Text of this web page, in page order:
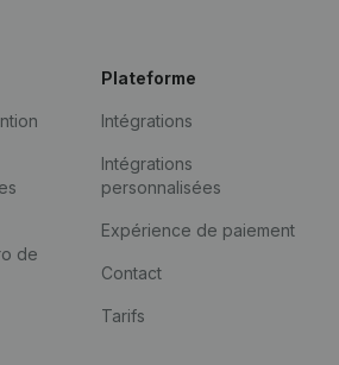
de
Plateforme
Intégrations
Intégrations
personnalisées
Expérience de paiement
Contact
Tarifs